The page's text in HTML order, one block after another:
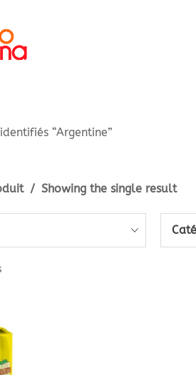
“Argentine”
Showing the single result